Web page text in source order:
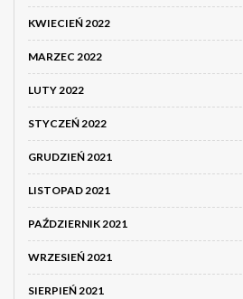
KWIECIEŃ 2022
MARZEC 2022
LUTY 2022
STYCZEŃ 2022
GRUDZIEŃ 2021
LISTOPAD 2021
PAŹDZIERNIK 2021
WRZESIEŃ 2021
SIERPIEŃ 2021